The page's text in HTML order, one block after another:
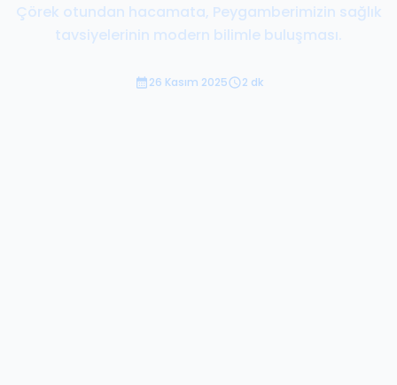
Çörek otundan hacamata, Peygamberimizin sağlık
tavsiyelerinin modern bilimle buluşması.
26 Kasım 2025 2 dk